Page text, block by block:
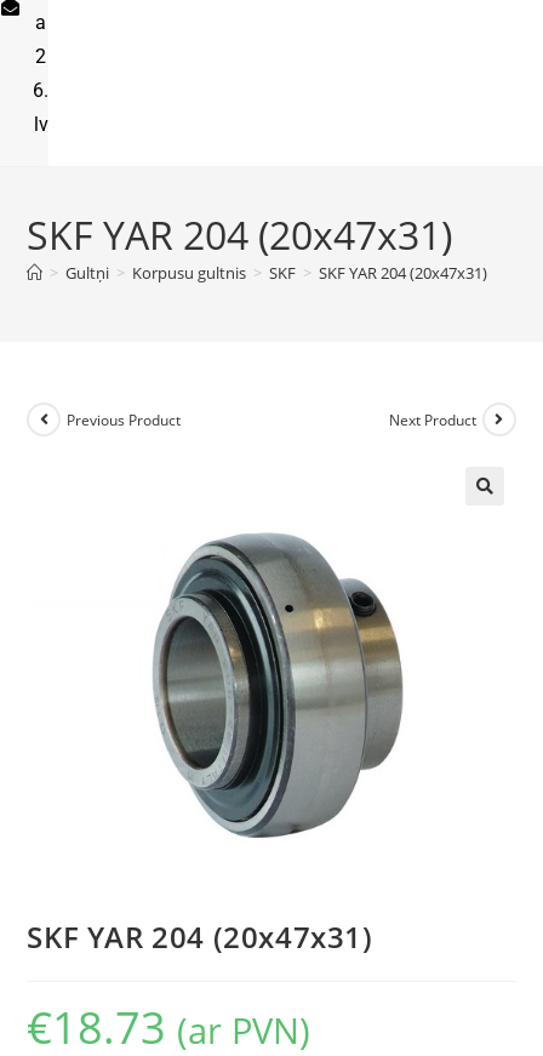
a
2
6.
lv
SKF YAR 204 (20x47x31)
> Gultņi > Korpusu gultnis > SKF > SKF YAR 204 (20x47x31)
Previous Product Next Product
SKF YAR 204 (20x47x31)
€18.73 (ar PVN)